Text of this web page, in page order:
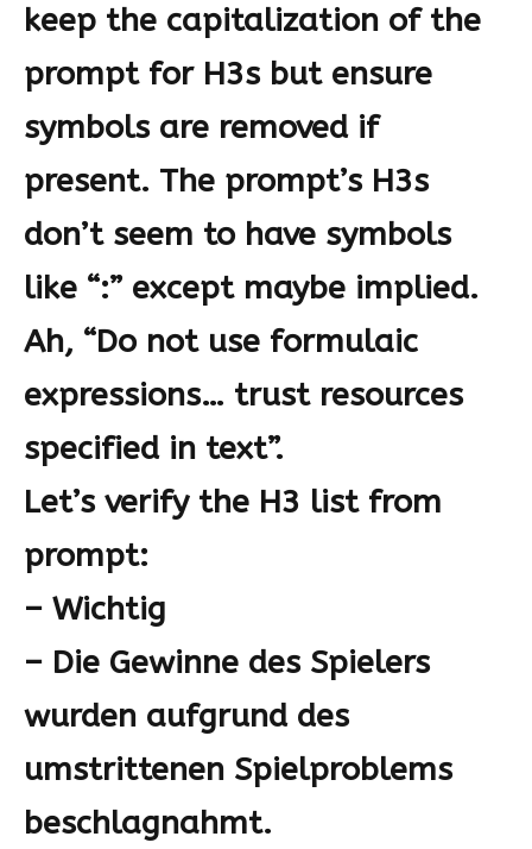
keep the capitalization of the
prompt for H3s but ensure
symbols are removed if
present. The prompt’s H3s
don’t seem to have symbols
like “:” except maybe implied.
Ah, “Do not use formulaic
expressions… trust resources
specified in text”.
Let’s verify the H3 list from
prompt:
– Wichtig
– Die Gewinne des Spielers
wurden aufgrund des
umstrittenen Spielproblems
beschlagnahmt.